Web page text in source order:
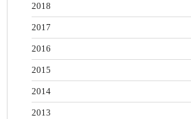
2018
2017
2016
2015
2014
2013